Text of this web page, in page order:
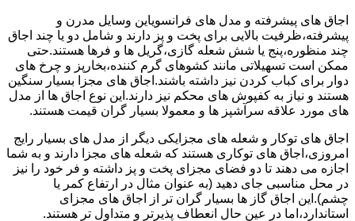
اجاق های پیشرفته و مدل های فرانسویاین وسایل مدرن و
پیشرفته،ظرفیت بالایی برای پخت و پز دارند و شامل دو یا چند اجاق
چند منظوره،پنج یا شش شعله گازی،گریل ها و فرها هستند.حتی
ممکن است تسهیلاتی مانند کشوهای گرم کننده،بخارپز و چرخ های
دوار برای کباب کردن نیز داشته باشند.اجاق های مجزا بسیار سنگین
هستند و نیاز به کفپوش های محکم نیز دارند.این نوع اجاق ها از مدل
های مورد علاقه سرآشپز ها و معمولا بسیار گران قیمت هستند.
اجاق های توکار و شعله های مجزایکی دیگر از مدل های بسیار رایج
امروزی،اجاق های توکاری هستند که شعله های مجزا دارند و به شما
اجازه می دهند تا دو فضای مجزای پخت و پز داشته و فر خود را نیز
در محل مناسبی جای دهید (به عنوان مثال در ارتفاع کمر یا
چشم).این اجاق گاز ها بسیار گران تر از اجاق های مجزای
استاندارد،اما در عین حال انعطاف پذیرتر و متداول تر هستند.